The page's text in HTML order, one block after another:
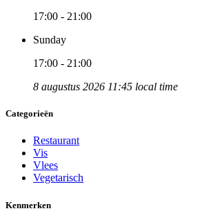
17:00 - 21:00
Sunday
17:00 - 21:00
8 augustus 2026 11:45 local time
Categorieën
Restaurant
Vis
Vlees
Vegetarisch
Kenmerken